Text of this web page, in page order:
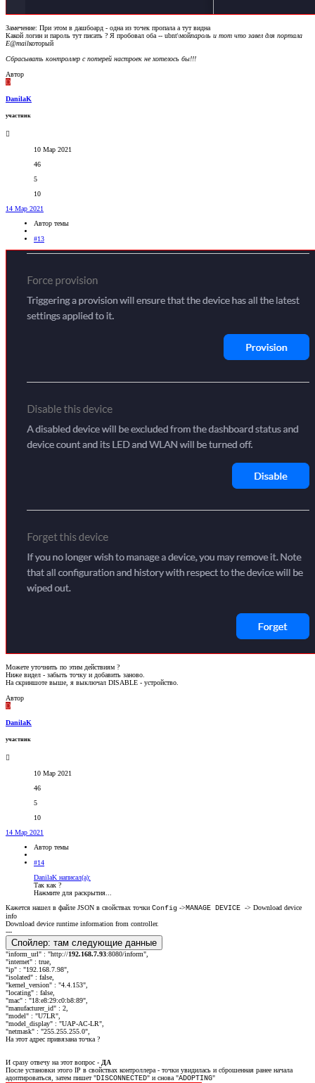
Замечение: При этом в дашбоард - одна из точек пропала а тут видна
Какой логин и пароль тут писать ? Я пробовал оба -- ubnt\мойпароль и тот что завел для портала
E@mailкоторый
Сбрасывать контроллер с потерей настроек не хотелось бы!!!
Автор
D
DanilaK
участник
10 Мар 2021
46
5
10
14 Мар 2021
Автор темы
#13
Можете уточнить по этим действиям ?
Ниже видел - забыть точку и добавить заново.
На скриншоте выше, я выключал DISABLE - устройство.
Автор
D
DanilaK
участник
10 Мар 2021
46
5
10
14 Мар 2021
Автор темы
#14
DanilaK написал(а):
Так как ?
Нажмите для раскрытия...
Кажется нашел в файле JSON в свойствах точки Config ->MANAGE DEVICE -> Download device
info
Download device runtime information from controller.
---
Спойлер: там следующие данные
"inform_url" : "http://192.168.7.93:8080/inform",
"internet" : true,
"ip" : "192.168.7.98",
"isolated" : false,
"kernel_version" : "4.4.153",
"locating" : false,
"mac" : "18:e8:29:c0:b8:89",
"manufacturer_id" : 2,
"model" : "U7LR",
"model_display" : "UAP-AC-LR",
"netmask" : "255.255.255.0",
На этот адрес привязана точка ?
И сразу отвечу на этот вопрос - ДА
После установки этого IP в свойствах контроллера - точки увидилась и сброшенная ранее начала
адоптироваться, затем пишет "DISCONNECTED" и снова "ADOPTING"